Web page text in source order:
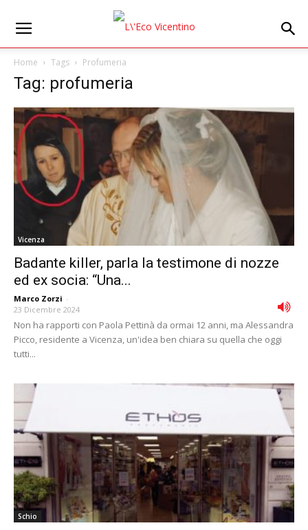
Home Tags Profumeria
Tag: profumeria
Vicenza
Badante killer, parla la testimone di nozze
ed ex socia: “Una...
Marco Zorzi -
23 Dicembre 2024
Non ha rapporti con Paola Pettinà da ormai 12 anni, ma Alessandra
Picco, residente a Vicenza, un'idea ben chiara su quella che oggi
tutti...
Schio